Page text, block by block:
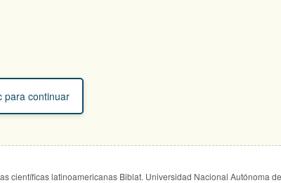
para continuar
científicas latinoamericanas Biblat. Universidad Nacional Autónoma